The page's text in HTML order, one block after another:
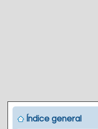
Índice general